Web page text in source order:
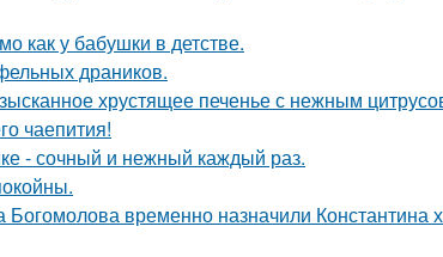
как у бабушки в детстве.
драников.
хрустящее печенье с нежным
чаепития!
- сочный и нежный каждый раз.
Богомолова временно назначили Константина